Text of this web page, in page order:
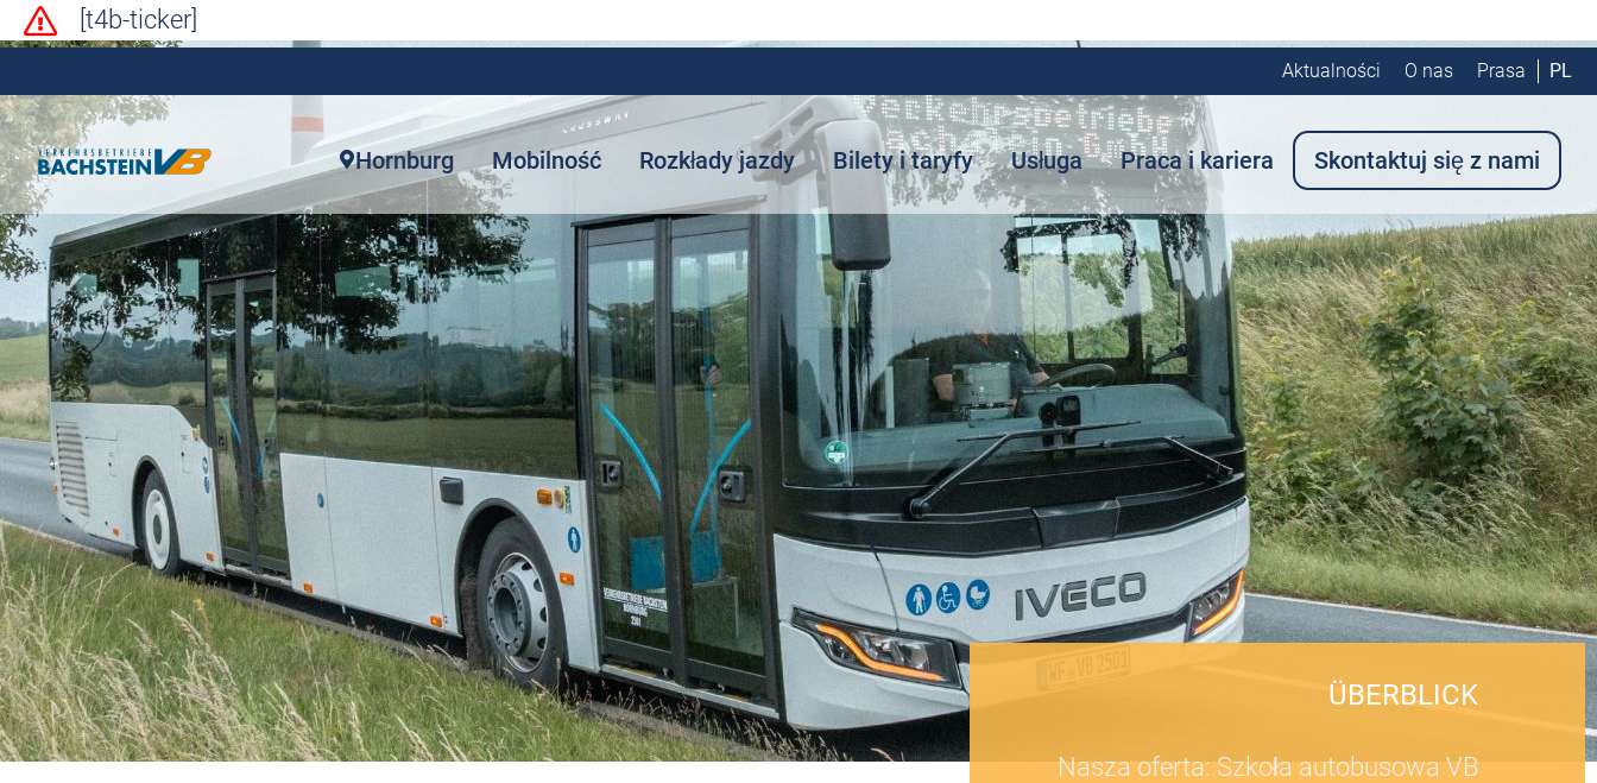
[t4b-ticker]
Aktualności O nas Prasa PL
Hornburg Mobilność Rozkłady jazdy Bilety i taryfy Usługa Praca i kariera Skontaktuj się z nami
ÜBERBLICK
Nasza oferta: Szkoła autobusowa VB